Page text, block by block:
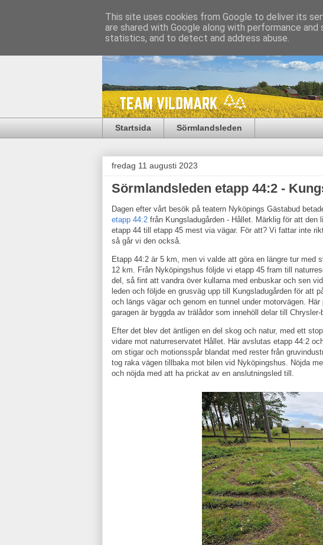
Startsida Sörmlandsleden
fredag 11 augusti 2023
Sörmlandsleden etapp 44:2 -
Dagen efter vårt besök på teatern Nyköpings Gästabud
etapp 44:2 från Kungsladugården - Hållet. Märklig för att
etapp 44 till etapp 45 mest via vägar. För att? Vi fattar inte
så går vi den också.
Etapp 44:2 är 5 km, men vi valde att göra en längre tur
12 km. Från Nyköpingshus följde vi etapp 45 fram till
del, så fint att vandra över kullarna med enbuskar och sen
leden och följde en grusväg upp till Kungsladugården för att
och längs vägar och genom en tunnel under motorvägen.
garagen är byggda av trälådor som innehöll delar till
Efter det blev det äntligen en del skog och natur, med ett
vidare mot naturreservatet Hållet. Här avslutas etapp 44:2
om stigar och motionsspår blandat med rester från
tog raka vägen tillbaka mot bilen vid Nyköpingshus. Nöjda
och nöjda med att ha prickat av en anslutningsled till.
This site uses cookies from Google to deliver its
are shared with Google along with performance
statistics, and to detect and address abuse.